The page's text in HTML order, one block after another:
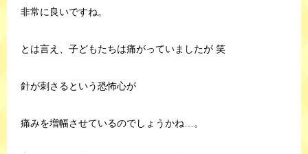
非常に良いですね。
とは言え、子どもたちは痛がっていましたが 笑
針が刺さるという恐怖心が
痛みを増幅させているのでしょうかね…。